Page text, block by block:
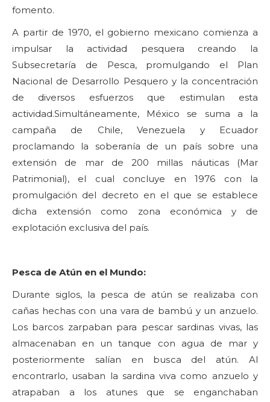
fomento.
A partir de 1970, el gobierno mexicano comienza a
impulsar la actividad pesquera creando la
Subsecretaría de Pesca, promulgando el Plan
Nacional de Desarrollo Pesquero y la concentración
de diversos esfuerzos que estimulan esta
actividad.Simultáneamente, México se suma a la
campaña de Chile, Venezuela y Ecuador
proclamando la soberanía de un país sobre una
extensión de mar de 200 millas náuticas (Mar
Patrimonial), el cual concluye en 1976 con la
promulgación del decreto en el que se establece
dicha extensión como zona económica y de
explotación exclusiva del país.
Pesca de Atún en el Mundo:
Durante siglos, la pesca de atún se realizaba con
cañas hechas con una vara de bambú y un anzuelo.
Los barcos zarpaban para pescar sardinas vivas, las
almacenaban en un tanque con agua de mar y
posteriormente salían en busca del atún. Al
encontrarlo, usaban la sardina viva como anzuelo y
atrapaban a los atunes que se enganchaban